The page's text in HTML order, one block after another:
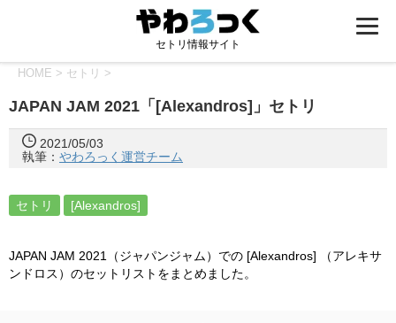
セトリ情報サイト
HOME > セトリ >
JAPAN JAM 2021「[Alexandros]」セトリ
2021/05/03
執筆： やわろっく運営チーム
セトリ [Alexandros]
JAPAN JAM 2021（ジャパンジャム）での [Alexandros] （アレキサ
ンドロス）のセットリストをまとめました。